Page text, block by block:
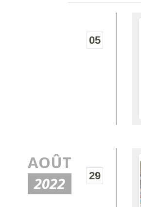
05
AOÛT
2022 29